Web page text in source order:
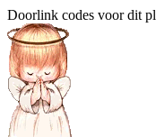
Doorlink codes voor dit